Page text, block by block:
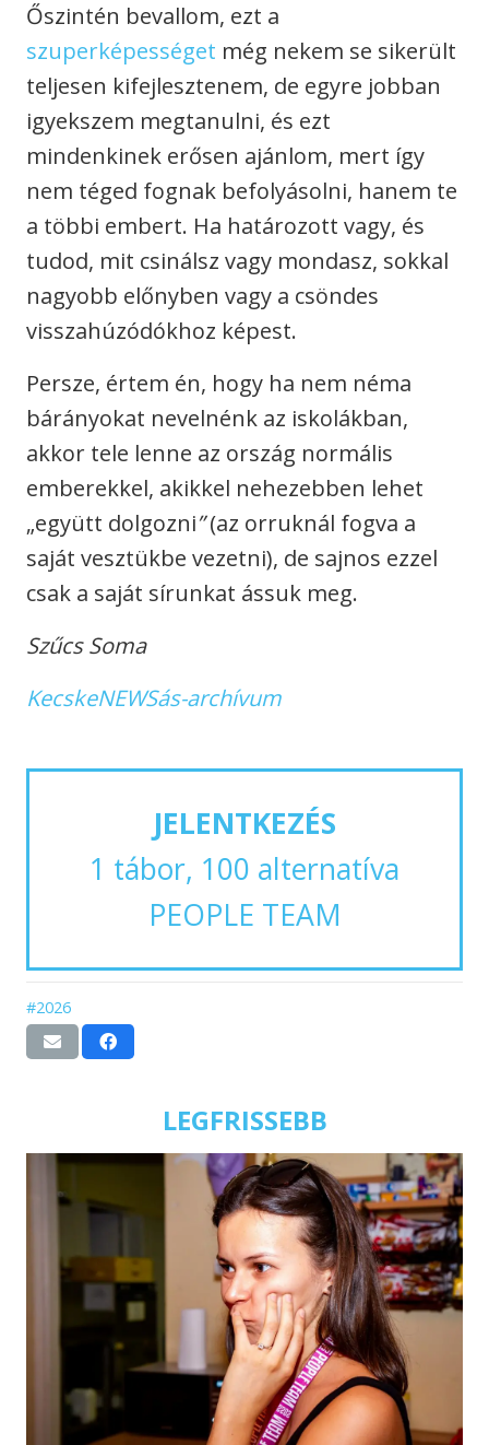
Őszintén bevallom, ezt a
szuperképességet még nekem se sikerült
teljesen kifejlesztenem, de egyre jobban
igyekszem megtanulni, és ezt
mindenkinek erősen ajánlom, mert így
nem téged fognak befolyásolni, hanem te
a többi embert. Ha határozott vagy, és
tudod, mit csinálsz vagy mondasz, sokkal
nagyobb előnyben vagy a csöndes
visszahúzódókhoz képest.
Persze, értem én, hogy ha nem néma
bárányokat nevelnénk az iskolákban,
akkor tele lenne az ország normális
emberekkel, akikkel nehezebben lehet
„együtt dolgozni”(az orruknál fogva a
saját vesztükbe vezetni), de sajnos ezzel
csak a saját sírunkat ássuk meg.
Szűcs Soma
KecskeNEWSás-archívum
JELENTKEZÉS
1 tábor, 100 alternatíva
PEOPLE TEAM
#2026
LEGFRISSEBB